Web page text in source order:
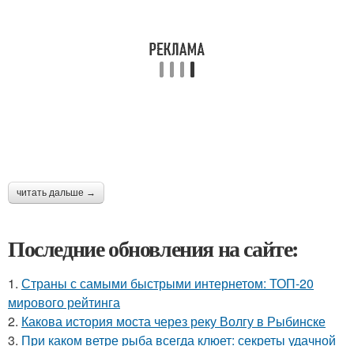
читать дальше →
Последние обновления на сайте:
1. Страны с самыми быстрыми интернетом: ТОП-20
мирового рейтинга
2. Какова история моста через реку Волгу в Рыбинске
3. При каком ветре рыба всегда клюет: секреты удачной